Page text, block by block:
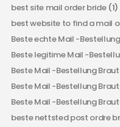
best site mail order bride(1)
best website to find a mail
Beste echte Mail -
Beste legitime Mail -
Beste Mail -Bestellung
Beste Mail -Bestellung
Beste Mail -Bestellung
beste nettsted post ordre